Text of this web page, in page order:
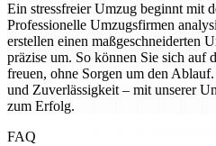
Ein stressfreier Umzug beginnt mit
Professionelle Umzugsfirmen
erstellen einen maßgeschneiderten
präzise um. So können Sie sich auf
freuen, ohne Sorgen um den
und Zuverlässigkeit – mit unserer
zum Erfolg.
FAQ